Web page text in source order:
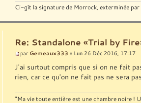
Ci-gît la signature de Morrock, exterminée par
Re: Standalone «Trial by
par Gemeaux333 » Lun 26 Déc 2016, 17:17
J'ai surtout compris que si on ne fait
rien, car ce qu'on ne fait pas ne sera
"Ma vie toute entière est une chambre noire !